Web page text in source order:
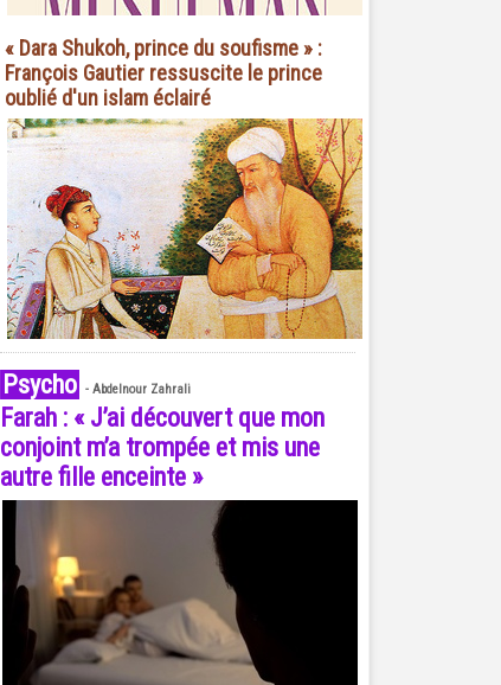
« Dara Shukoh, prince du soufisme » :
François Gautier ressuscite le prince
oublié d'un islam éclairé
Psycho - Abdelnour Zahrali
Farah : « J’ai découvert que mon
conjoint m’a trompée et mis une
autre fille enceinte »